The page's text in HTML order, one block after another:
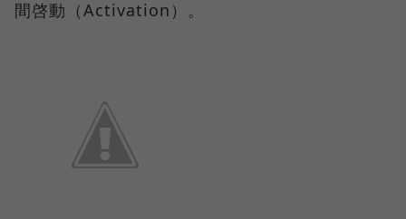
間啓動（Activation）。